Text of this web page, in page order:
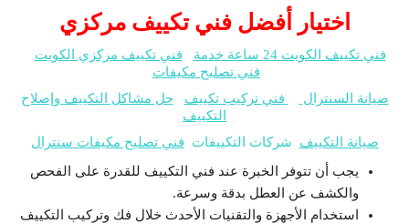
اختيار أفضل فني تكييف مركزي
فني تكييف الكويت 24 ساعة خدمة
فني تكييف مركزي الكويت
فني تصليح مكيفات
صيانة السنترال
فني تركيب تكييف
حل مشاكل التكييف وإصلاح
التكييف
صيانة التكييف
شركات التكييفات
فني تصليح مكيفات سنترال
يجب أن تتوفر الخبرة عند فني التكييف للقدرة على الفحص
والكشف عن العطل بدقة وسرعة.
استخدام الأجهزة والتقنيات الأحدث خلال فك وتركيب التكييف